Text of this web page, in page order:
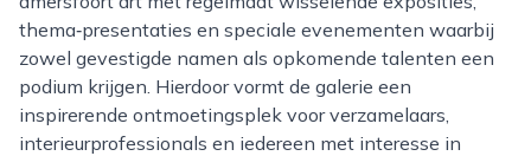
thema‑presentaties en speciale evenementen waarbij
zowel gevestigde namen als opkomende talenten een
podium krijgen. Hierdoor vormt de galerie een
inspirerende ontmoetingsplek voor verzamelaars,
interieurprofessionals en iedereen met interesse in